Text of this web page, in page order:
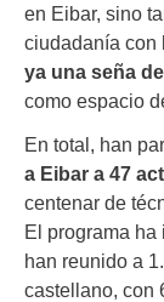
en Eibar, sino
ciudadanía con
ya una seña
como espacio
En total, han
a Eibar a 47
centenar de
El programa
han reunido a
castellano, con